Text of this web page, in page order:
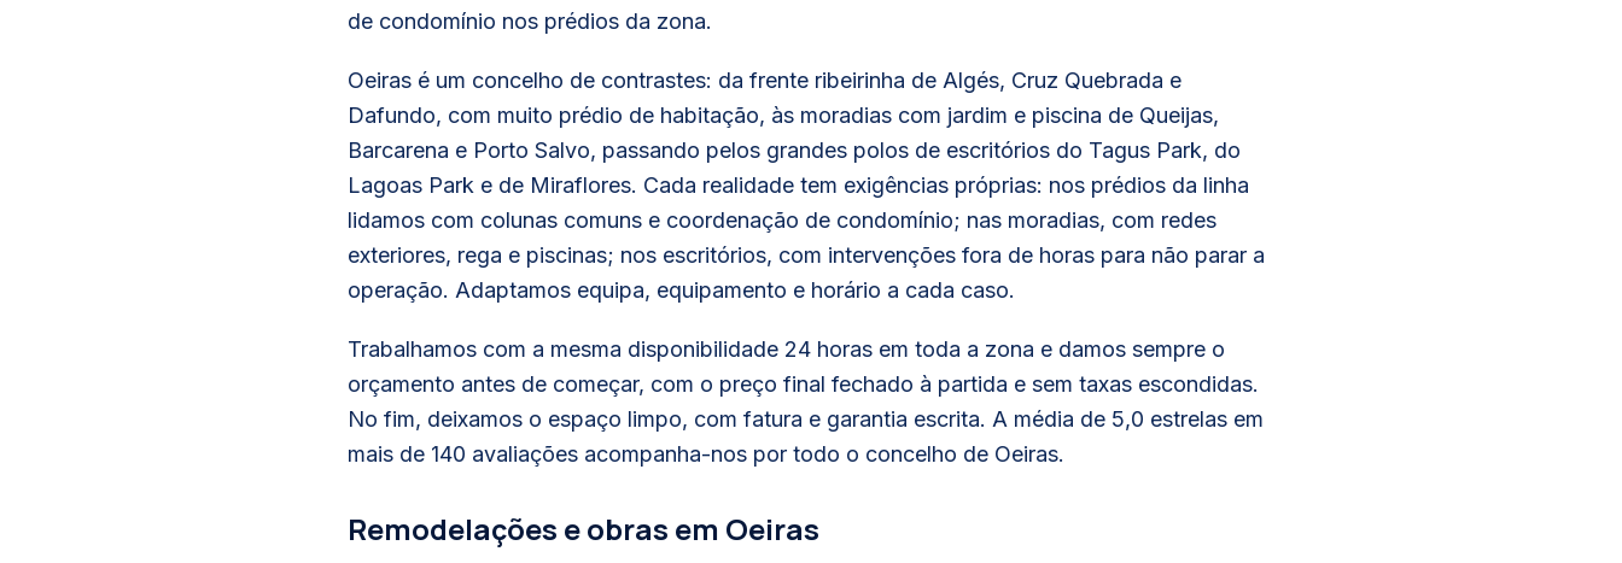
de condomínio nos prédios da zona.
Oeiras é um concelho de contrastes: da frente ribeirinha de Algés, Cruz Quebrada e
Dafundo, com muito prédio de habitação, às moradias com jardim e piscina de Queijas,
Barcarena e Porto Salvo, passando pelos grandes polos de escritórios do Tagus Park, do
Lagoas Park e de Miraflores. Cada realidade tem exigências próprias: nos prédios da linha
lidamos com colunas comuns e coordenação de condomínio; nas moradias, com redes
exteriores, rega e piscinas; nos escritórios, com intervenções fora de horas para não parar a
operação. Adaptamos equipa, equipamento e horário a cada caso.
Trabalhamos com a mesma disponibilidade 24 horas em toda a zona e damos sempre o
orçamento antes de começar, com o preço final fechado à partida e sem taxas escondidas.
No fim, deixamos o espaço limpo, com fatura e garantia escrita. A média de 5,0 estrelas em
mais de 140 avaliações acompanha-nos por todo o concelho de Oeiras.
Remodelações e obras em Oeiras